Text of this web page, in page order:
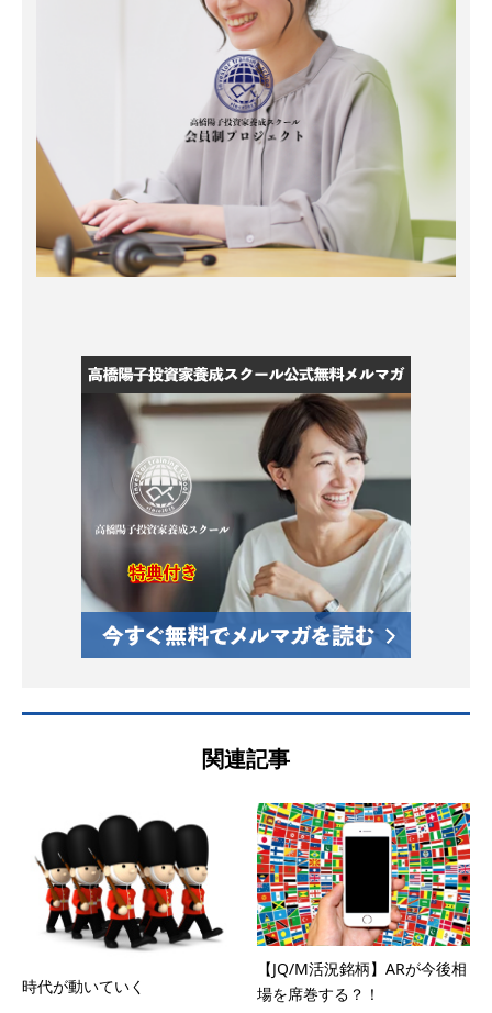
関連記事
時代が動いていく
【JQ/M活況銘柄】ARが今後相
場を席巻する？！